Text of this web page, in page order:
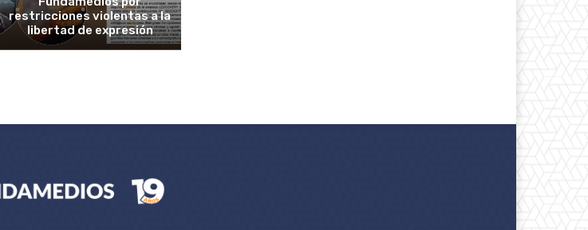
restricciones violentas a la
libertad de expresión